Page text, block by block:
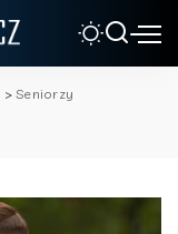
>Seniorzy